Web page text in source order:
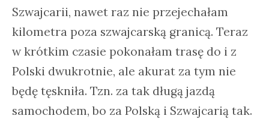
Szwajcarii, nawet raz nie przejechałam
kilometra poza szwajcarską granicą. Teraz
w krótkim czasie pokonałam trasę do i z
Polski dwukrotnie, ale akurat za tym nie
będę tęskniła. Tzn. za tak długą jazdą
samochodem, bo za Polską i Szwajcarią tak.